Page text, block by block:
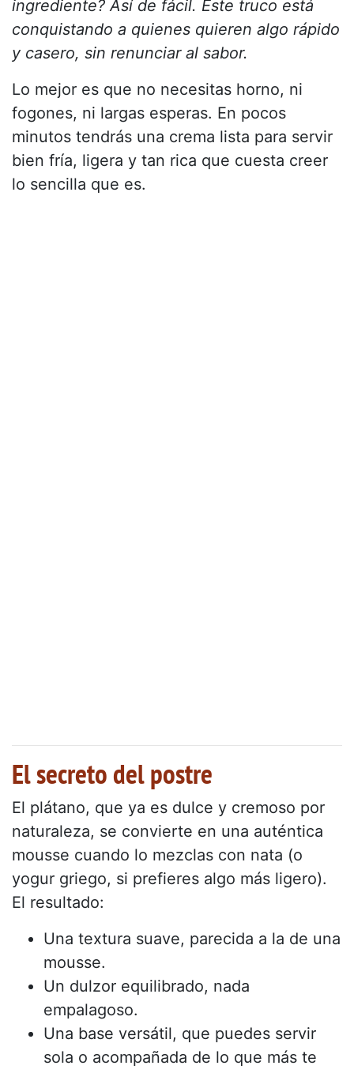
ingrediente? Así de fácil. Este truco está
conquistando a quienes quieren algo rápido
y casero, sin renunciar al sabor.
Lo mejor es que no necesitas horno, ni
fogones, ni largas esperas. En pocos
minutos tendrás una crema lista para servir
bien fría, ligera y tan rica que cuesta creer
lo sencilla que es.
El secreto del postre
El plátano, que ya es dulce y cremoso por
naturaleza, se convierte en una auténtica
mousse cuando lo mezclas con nata (o
yogur griego, si prefieres algo más ligero).
El resultado:
Una textura suave, parecida a la de una
mousse.
Un dulzor equilibrado, nada
empalagoso.
Una base versátil, que puedes servir
sola o acompañada de lo que más te